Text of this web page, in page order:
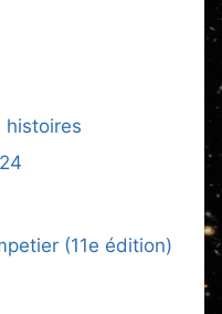
histoires
(11e édition)